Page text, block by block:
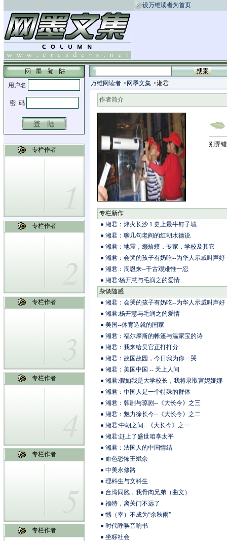
设万维读者为首页
专栏作者
专栏作者
专栏作者
专栏作者
专栏作者
专栏作者
万维网读者-> 网墨文集->湘君
作者简介
别弄
专栏新作
湘君：烽火长沙 1 史上最牛钉子城
湘君：聊几句老阎的红朝水德说
湘君：地震，癞蛤蟆，专家，学校及其它
湘君：会哭的孩子有奶吃--为华人示威叫声好
湘君：周恩来--千古艰难惟一忍
湘君:杨开慧与毛润之的爱情
杂谈随感
湘君：会哭的孩子有奶吃--为华人示威叫声好
湘君:杨开慧与毛润之的爱情
美国--体育造就的国家
湘君：福尔摩斯的帐篷与温家宝的诗
湘君：我来给吴官正打打分
湘君：故国故园，今日我为你一哭
湘君：美国中国 -- 天上人间
湘君:假如我是大学校长，我将录取宫妮娅娜
湘君：中国人是一个特殊的群体
湘君：韩剧与琼剧--《大长今》之三
湘君：魅力徐长今--《大长今》之二
湘君:中朝之间--《大长今》之一
湘君:赶上了盛世咱享太平
湘君：法国人的中国情结
血色恐怖王斌余
中美永修路
理科生与文科生
台湾同胞，我骨肉兄弟（曲文）
福特，离关门不远了
憾（幸）不成为“余秋雨”
时代呼唤音响书
坐标社会